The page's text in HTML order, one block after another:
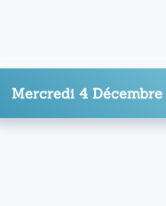
Mercredi 4 Décembre